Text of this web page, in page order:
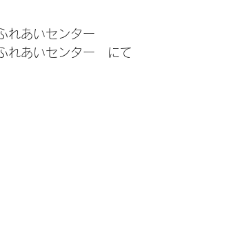
れあいセンター
いセンター　にて